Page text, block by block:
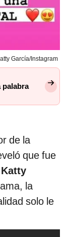
García/Instagram
palabra
de la
que fue
Katty
la
solo le